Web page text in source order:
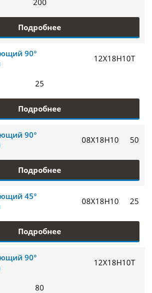
200
Подробнее
90°
12Х18Н10Т
25
Подробнее
90°
08Х18Н10 50
Подробнее
45°
08Х18Н10 25
Подробнее
90°
12Х18Н10Т
80